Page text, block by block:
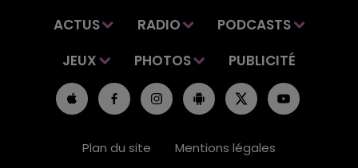
ACTUS RADIO
PODCASTS
JEUX
PHOTOS PUBLICITÉ
Plan du site Mentions légales